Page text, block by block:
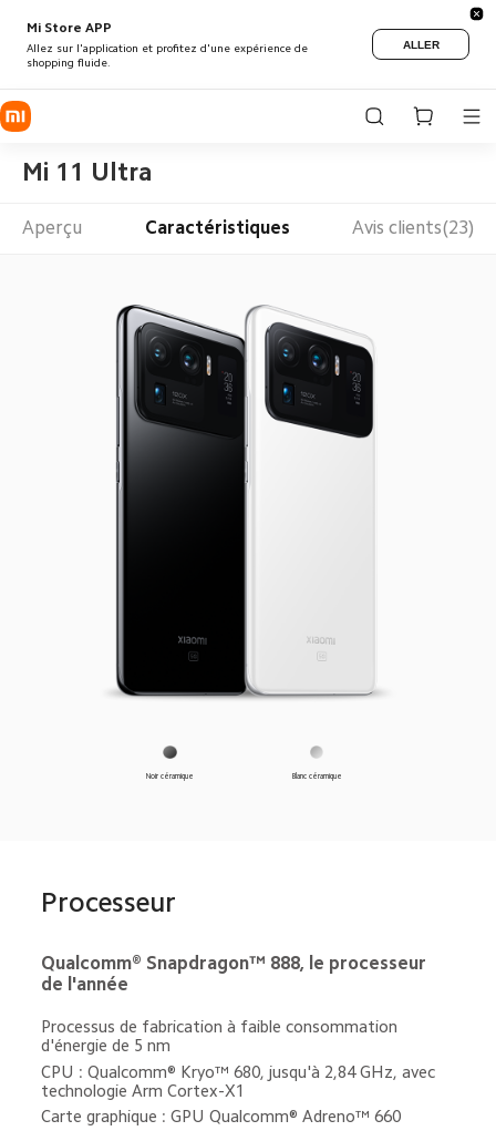
Mi Store APP
Allez sur l'application et profitez d'une expérience de
shopping fluide.
ALLER
Mi 11 Ultra
Aperçu Caractéristiques Avis clients(23)
Noir céramique Blanc céramique
Processeur
Qualcomm® Snapdragon™ 888, le processeur
de l'année
Processus de fabrication à faible consommation
d'énergie de 5 nm
CPU : Qualcomm® Kryo™ 680, jusqu'à 2,84 GHz, avec
technologie Arm Cortex-X1
Carte graphique : GPU Qualcomm® Adreno™ 660